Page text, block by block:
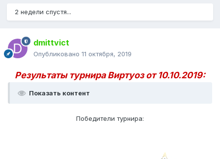
2 недели спустя...
dmittvict
Опубликовано 11 октября, 2019
Результаты турнира Виртуоз от 10.10.2019:
Показать контент
Победители турнира: